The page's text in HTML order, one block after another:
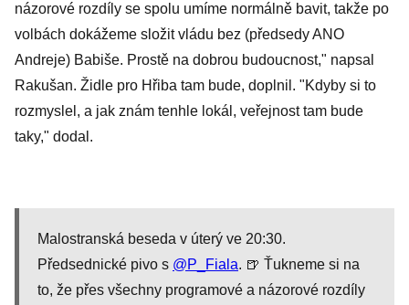
názorové rozdíly se spolu umíme normálně bavit, takže po
volbách dokážeme složit vládu bez (předsedy ANO
Andreje) Babiše. Prostě na dobrou budoucnost," napsal
Rakušan. Židle pro Hřiba tam bude, doplnil. "Kdyby si to
rozmyslel, a jak znám tenhle lokál, veřejnost tam bude
taky," dodal.
Malostranská beseda v úterý ve 20:30.
Předsednické pivo s @P_Fiala. 🍺 Ťukneme si na
to, že přes všechny programové a názorové rozdíly